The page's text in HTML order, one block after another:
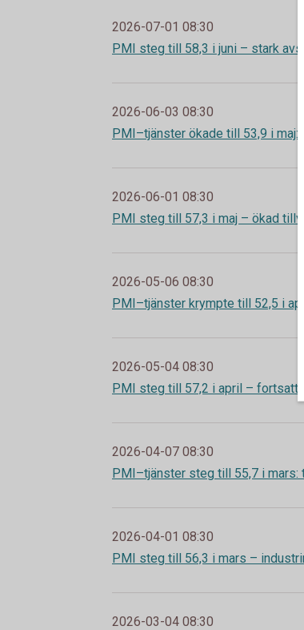
2026-07-01 08:30
PMI steg till 58,3 i juni – stark
2026-06-03 08:30
PMI–tjänster ökade till 53,9 i maj:
2026-06-01 08:30
PMI steg till 57,3 i maj – ökad
2026-05-06 08:30
PMI–tjänster krympte till 52,5 i
2026-05-04 08:30
PMI steg till 57,2 i april – fortsatt
2026-04-07 08:30
PMI–tjänster steg till 55,7 i mars:
2026-04-01 08:30
PMI steg till 56,3 i mars –
2026-03-04 08:30